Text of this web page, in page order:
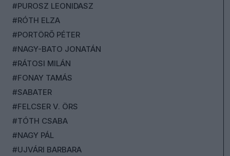
#PUROSZ LEONIDASZ
#RÓTH ELZA
#PORTÖRŐ PÉTER
#NAGY-BATO JONATÁN
#RÁTOSI MILÁN
#FONAY TAMÁS
#SABATER
#FELCSER V. ÖRS
#TÓTH CSABA
#NAGY PÁL
#UJVÁRI BARBARA